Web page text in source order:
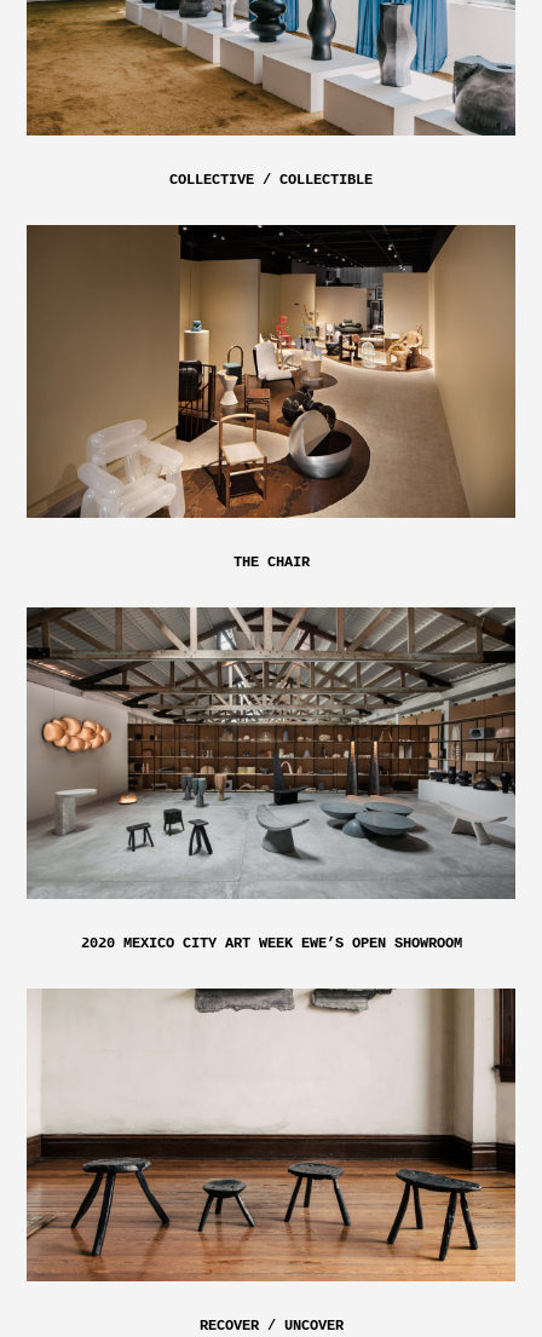
COLLECTIVE / COLLECTIBLE
THE CHAIR
2020 MEXICO CITY ART WEEK EWE’S OPEN SHOWROOM
RECOVER / UNCOVER